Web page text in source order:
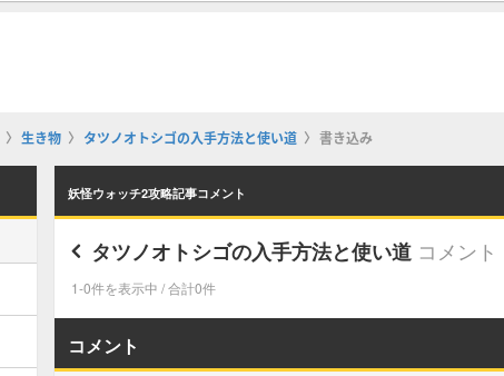
生き物 タツノオトシゴの入手方法と使い道 書き込み
妖怪ウォッチ2攻略記事コメント
タツノオトシゴの入手方法と使い道 コメント
1-0件を表示中 / 合計0件
コメント